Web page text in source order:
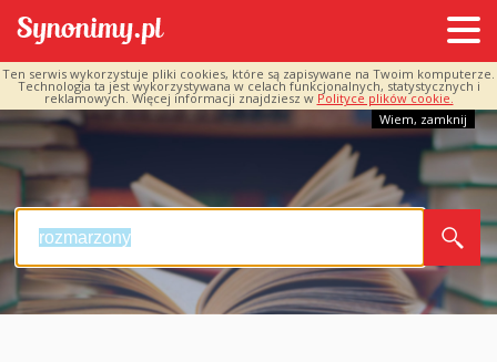
Ten serwis wykorzystuje pliki cookies, które są zapisywane na Twoim komputerze.
Technologia ta jest wykorzystywana w celach funkcjonalnych, statystycznych i
reklamowych. Więcej informacji znajdziesz w Polityce plików cookie.
Wiem, zamknij